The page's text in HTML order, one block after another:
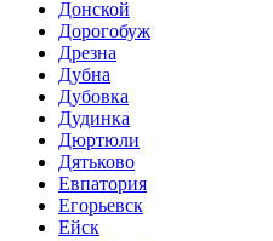
Донской
Дорогобуж
Дрезна
Дубна
Дубовка
Дудинка
Дюртюли
Дятьково
Евпатория
Егорьевск
Ейск